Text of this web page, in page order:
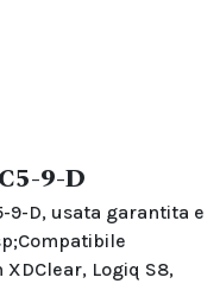
9-D
9-D, usata garantita e
Logiq S8,